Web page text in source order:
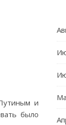
и
было